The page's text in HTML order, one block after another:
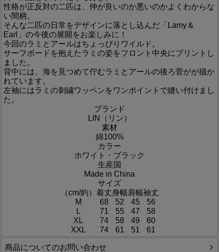
性格が正反対の二匹は、仲が良いのか悪いのかよくわからな
い間柄。
そんな二匹の日常をデザインに落とし込んだ「Lamy＆
Earl」の今後の展開をお楽しみに！
今回のラミとアールはちょっぴりワイルド。
サーフボードを抱えたラミの姿をフロント中央にプリントし
ました。
背中には、海を見つめて佇むラミとアールの後ろ菅がが描か
れています。
左袖にはラミの刺繍ワッペンをワンポイントで縫い付けまし
た。
ブランド
LIN（リン）
素材
綿100%
カラー
ホワイト・ブラック
生産国
Made in China
サイズ
（cm/約） 着丈身幅肩幅袖丈
M
68 52 45
56
L
71 55 47
58
XL
74 58 49
60
XXL
74 61 51 61
商品についてのお問い合わせ